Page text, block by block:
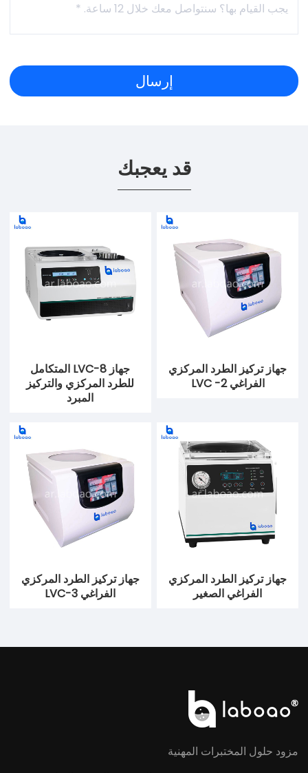
قد يعجبك
جهاز LVC-8 المتكامل
للطرد المركزي والتركيز
المبرد
جهاز تركيز الطرد المركزي
الفراغي LVC -2
جهاز تركيز الطرد المركزي
الفراغي LVC-3
جهاز تركيز الطرد المركزي
الفراغي الصغير
مزود حلول المختبرات المهنية